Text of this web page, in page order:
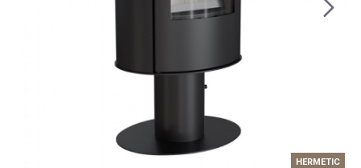
HERMETIC